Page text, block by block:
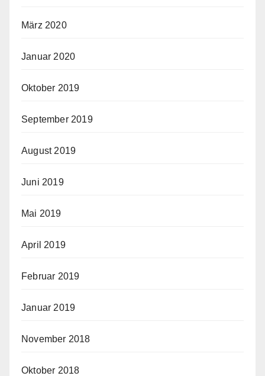
März 2020
Januar 2020
Oktober 2019
September 2019
August 2019
Juni 2019
Mai 2019
April 2019
Februar 2019
Januar 2019
November 2018
Oktober 2018